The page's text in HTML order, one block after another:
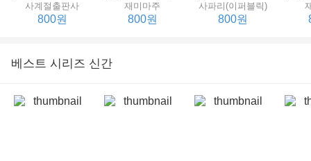
사계절출판사
800원
재미마주
800원
사파리(이퍼블릭)
800원
베스트 시리즈 신간